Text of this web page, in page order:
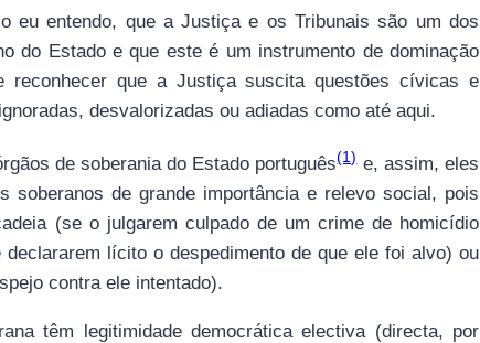
eu entendo, que a Justiça e os Tribunais são um dos
do Estado e que este é um instrumento de dominação
que a Justiça suscita questões cívicas e
desvalorizadas ou adiadas como até aqui.
de soberania do Estado português(1)e, assim, eles
soberanos de grande importância e relevo social, pois
(se o julgarem culpado de um crime de homicídio
lícito o despedimento de que ele foi alvo) ou
contra ele intentado).
têm legitimidade democrática electiva (directa, por